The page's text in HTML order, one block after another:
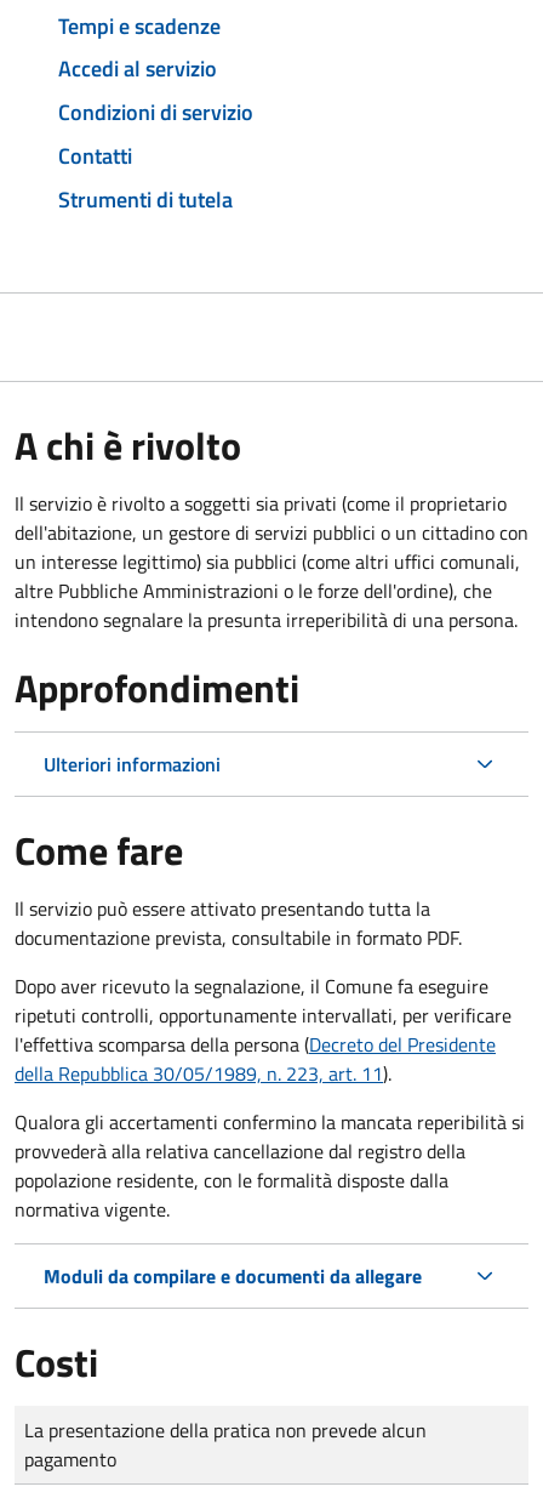
Tempi e scadenze
Accedi al servizio
Condizioni di servizio
Contatti
Strumenti di tutela
A chi è rivolto
Il servizio è rivolto a soggetti sia privati (come il proprietario
dell'abitazione, un gestore di servizi pubblici o un cittadino con
un interesse legittimo) sia pubblici (come altri uffici comunali,
altre Pubbliche Amministrazioni o le forze dell'ordine), che
intendono segnalare la presunta irreperibilità di una persona.
Approfondimenti
Ulteriori informazioni
Come fare
Il servizio può essere attivato presentando tutta la
documentazione prevista, consultabile in formato PDF.
Dopo aver ricevuto la segnalazione, il Comune fa eseguire
ripetuti controlli, opportunamente intervallati, per verificare
l'effettiva scomparsa della persona (Decreto del Presidente
della Repubblica 30/05/1989, n. 223, art. 11).
Qualora gli accertamenti confermino la mancata reperibilità si
provvederà alla relativa cancellazione dal registro della
popolazione residente, con le formalità disposte dalla
normativa vigente.
Moduli da compilare e documenti da allegare
Costi
Tipo di pagamento
Importo
La presentazione della pratica non prevede alcun
pagamento